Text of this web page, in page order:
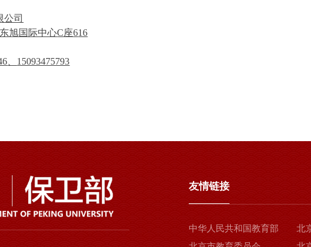
公司
旭国际中心C座616
15093475793
友情链接
中华人民共和国教育部
北